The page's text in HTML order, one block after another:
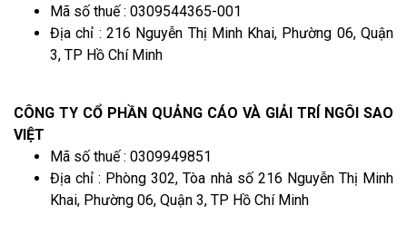
Mã số thuế : 0309544365-001
Địa chỉ : 216 Nguyễn Thị Minh Khai, Phường 06, Quận
3, TP Hồ Chí Minh
CÔNG TY CỔ PHẦN QUẢNG CÁO VÀ GIẢI TRÍ NGÔI SAO
VIỆT
Mã số thuế : 0309949851
Địa chỉ : Phòng 302, Tòa nhà số 216 Nguyễn Thị Minh
Khai, Phường 06, Quận 3, TP Hồ Chí Minh